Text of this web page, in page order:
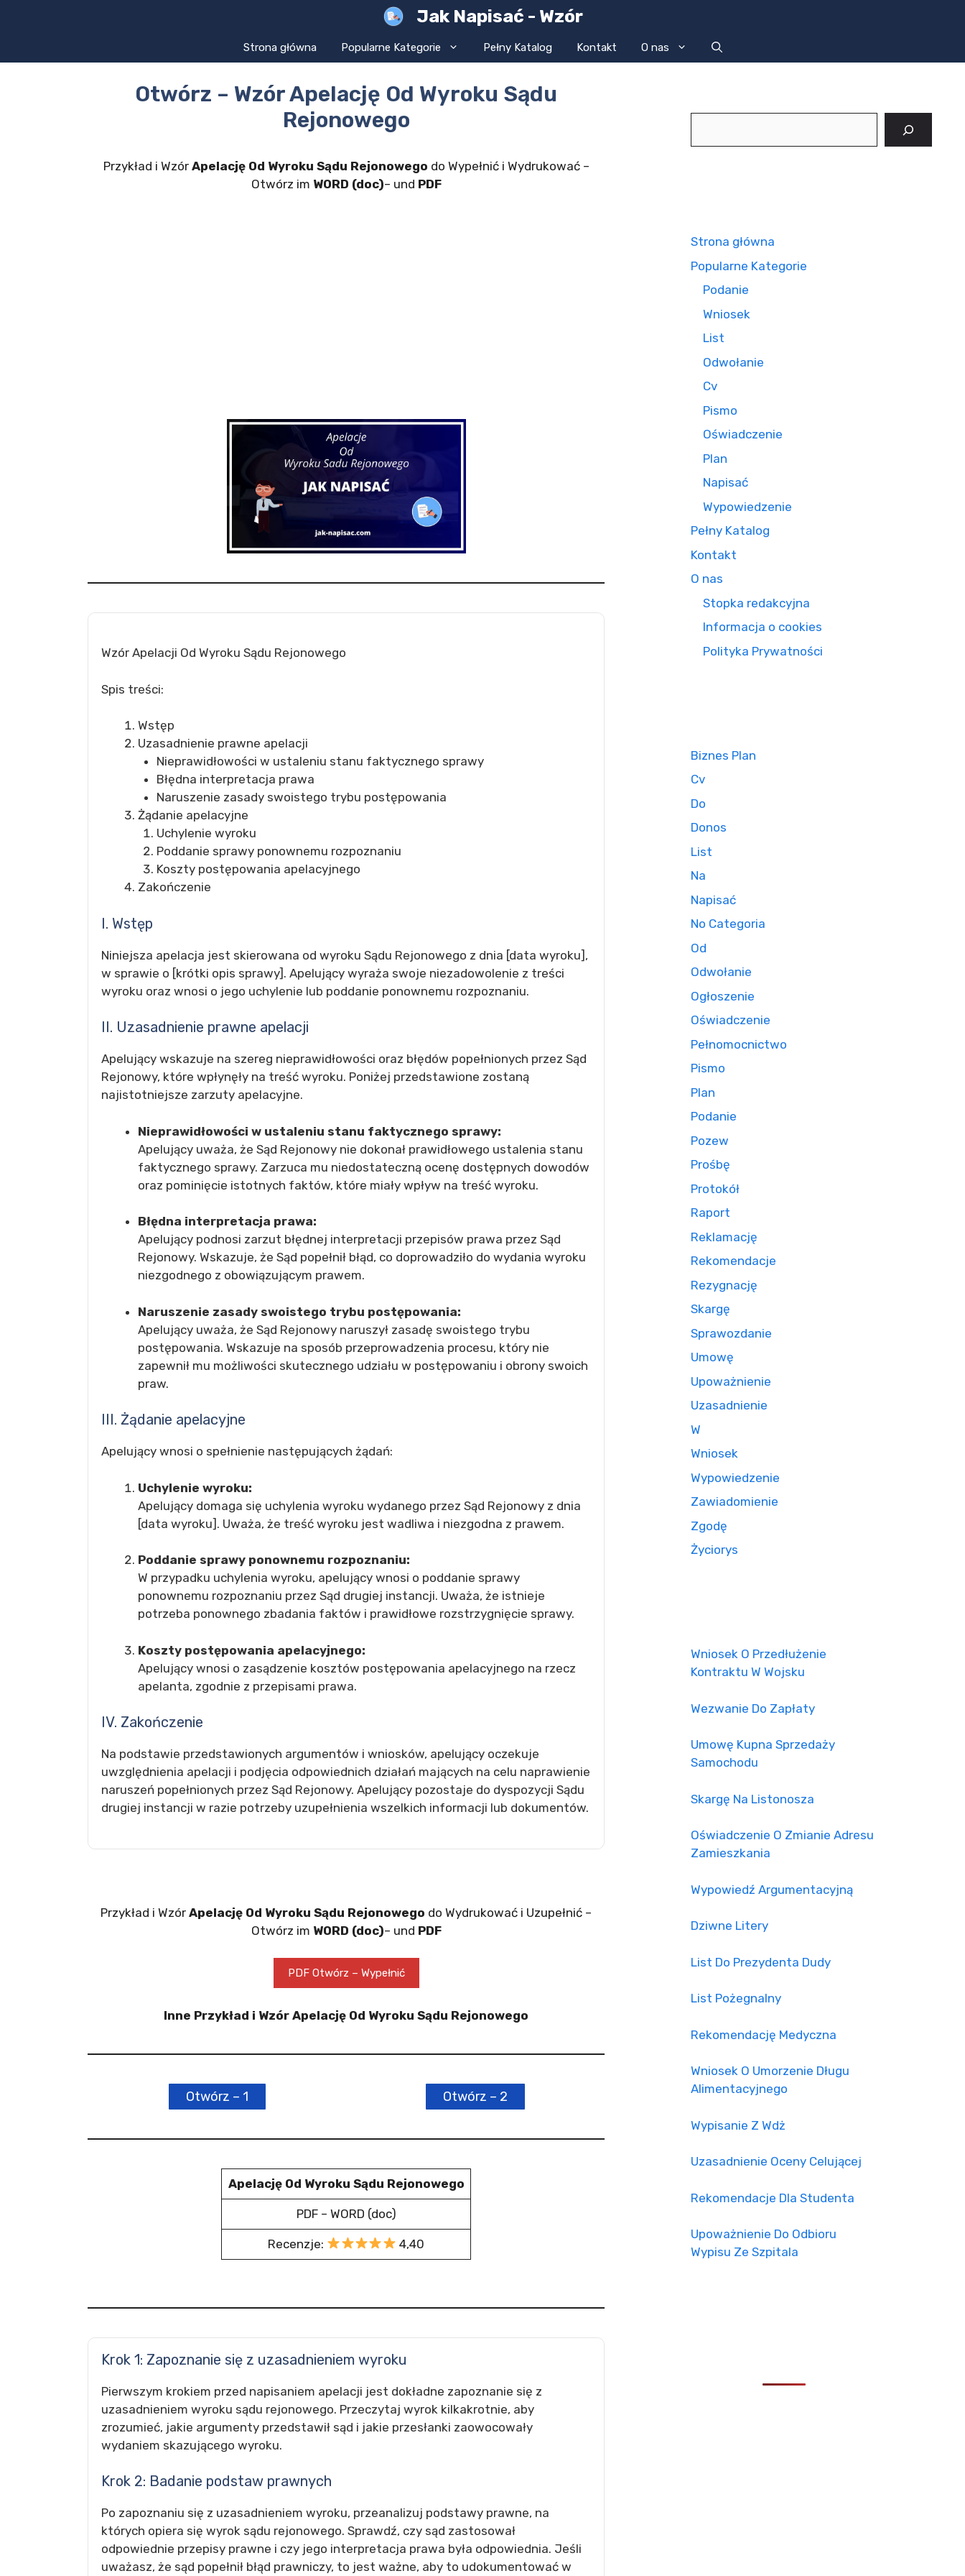
Jak Napisać - Wzór
Strona główna Popularne Kategorie Pełny Katalog Kontakt O nas
Otwórz – Wzór Apelację Od Wyroku Sądu
Rejonowego
Przykład i Wzór Apelację Od Wyroku Sądu Rejonowego do Wypełnić i Wydrukować –
Otwórz im WORD (doc)– und PDF
Wzór Apelacji Od Wyroku Sądu Rejonowego
Spis treści:
Wstęp
Uzasadnienie prawne apelacji
Nieprawidłowości w ustaleniu stanu faktycznego sprawy
Błędna interpretacja prawa
Naruszenie zasady swoistego trybu postępowania
Żądanie apelacyjne
Uchylenie wyroku
Poddanie sprawy ponownemu rozpoznaniu
Koszty postępowania apelacyjnego
Zakończenie
I. Wstęp
Niniejsza apelacja jest skierowana od wyroku Sądu Rejonowego z dnia [data wyroku],
w sprawie o [krótki opis sprawy]. Apelujący wyraża swoje niezadowolenie z treści
wyroku oraz wnosi o jego uchylenie lub poddanie ponownemu rozpoznaniu.
II. Uzasadnienie prawne apelacji
Apelujący wskazuje na szereg nieprawidłowości oraz błędów popełnionych przez Sąd
Rejonowy, które wpłynęły na treść wyroku. Poniżej przedstawione zostaną
najistotniejsze zarzuty apelacyjne.
Nieprawidłowości w ustaleniu stanu faktycznego sprawy:
Apelujący uważa, że Sąd Rejonowy nie dokonał prawidłowego ustalenia stanu
faktycznego sprawy. Zarzuca mu niedostateczną ocenę dostępnych dowodów
oraz pominięcie istotnych faktów, które miały wpływ na treść wyroku.
Błędna interpretacja prawa:
Apelujący podnosi zarzut błędnej interpretacji przepisów prawa przez Sąd
Rejonowy. Wskazuje, że Sąd popełnił błąd, co doprowadziło do wydania wyroku
niezgodnego z obowiązującym prawem.
Naruszenie zasady swoistego trybu postępowania:
Apelujący uważa, że Sąd Rejonowy naruszył zasadę swoistego trybu
postępowania. Wskazuje na sposób przeprowadzenia procesu, który nie
zapewnił mu możliwości skutecznego udziału w postępowaniu i obrony swoich
praw.
III. Żądanie apelacyjne
Apelujący wnosi o spełnienie następujących żądań:
Uchylenie wyroku:
Apelujący domaga się uchylenia wyroku wydanego przez Sąd Rejonowy z dnia
[data wyroku]. Uważa, że treść wyroku jest wadliwa i niezgodna z prawem.
Poddanie sprawy ponownemu rozpoznaniu:
W przypadku uchylenia wyroku, apelujący wnosi o poddanie sprawy
ponownemu rozpoznaniu przez Sąd drugiej instancji. Uważa, że istnieje
potrzeba ponownego zbadania faktów i prawidłowe rozstrzygnięcie sprawy.
Koszty postępowania apelacyjnego:
Apelujący wnosi o zasądzenie kosztów postępowania apelacyjnego na rzecz
apelanta, zgodnie z przepisami prawa.
IV. Zakończenie
Na podstawie przedstawionych argumentów i wniosków, apelujący oczekuje
uwzględnienia apelacji i podjęcia odpowiednich działań mających na celu naprawienie
naruszeń popełnionych przez Sąd Rejonowy. Apelujący pozostaje do dyspozycji Sądu
drugiej instancji w razie potrzeby uzupełnienia wszelkich informacji lub dokumentów.
Przykład i Wzór Apelację Od Wyroku Sądu Rejonowego do Wydrukować i Uzupełnić –
Otwórz im WORD (doc)– und PDF
PDF Otwórz – Wypełnić
Inne Przykład i Wzór Apelację Od Wyroku Sądu Rejonowego
Otwórz – 1 Otwórz – 2
Apelację Od Wyroku Sądu Rejonowego
PDF – WORD (doc)
Recenzje: 4,40
Krok 1: Zapoznanie się z uzasadnieniem wyroku
Pierwszym krokiem przed napisaniem apelacji jest dokładne zapoznanie się z
uzasadnieniem wyroku sądu rejonowego. Przeczytaj wyrok kilkakrotnie, aby
zrozumieć, jakie argumenty przedstawił sąd i jakie przesłanki zaowocowały
wydaniem skazującego wyroku.
Krok 2: Badanie podstaw prawnych
Po zapoznaniu się z uzasadnieniem wyroku, przeanalizuj podstawy prawne, na
których opiera się wyrok sądu rejonowego. Sprawdź, czy sąd zastosował
odpowiednie przepisy prawne i czy jego interpretacja prawa była odpowiednia. Jeśli
uważasz, że sąd popełnił błąd prawniczy, to jest ważne, aby to udokumentować w
Strona główna
Popularne Kategorie
Podanie
Wniosek
List
Odwołanie
Cv
Pismo
Oświadczenie
Plan
Napisać
Wypowiedzenie
Pełny Katalog
Kontakt
O nas
Stopka redakcyjna
Informacja o cookies
Polityka Prywatności
Biznes Plan
Cv
Do
Donos
List
Na
Napisać
No Categoria
Od
Odwołanie
Ogłoszenie
Oświadczenie
Pełnomocnictwo
Pismo
Plan
Podanie
Pozew
Prośbę
Protokół
Raport
Reklamację
Rekomendacje
Rezygnację
Skargę
Sprawozdanie
Umowę
Upoważnienie
Uzasadnienie
W
Wniosek
Wypowiedzenie
Zawiadomienie
Zgodę
Życiorys
Wniosek O Przedłużenie
Kontraktu W Wojsku
Wezwanie Do Zapłaty
Umowę Kupna Sprzedaży
Samochodu
Skargę Na Listonosza
Oświadczenie O Zmianie Adresu
Zamieszkania
Wypowiedź Argumentacyjną
Dziwne Litery
List Do Prezydenta Dudy
List Pożegnalny
Rekomendację Medyczna
Wniosek O Umorzenie Długu
Alimentacyjnego
Wypisanie Z Wdż
Uzasadnienie Oceny Celującej
Rekomendacje Dla Studenta
Upoważnienie Do Odbioru
Wypisu Ze Szpitala